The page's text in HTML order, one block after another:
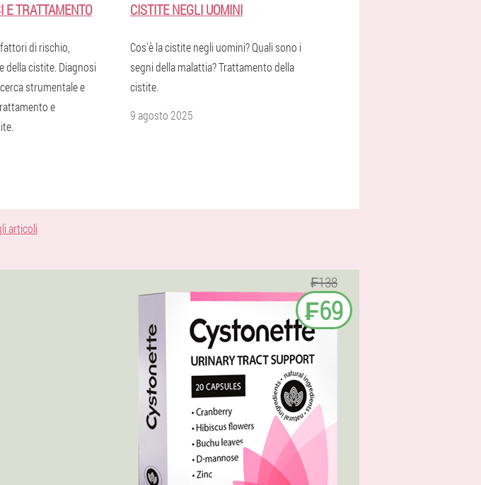
E TRATTAMENTO
di rischio,
della cistite. Diagnosi
strumentale e
e
CISTITE NEGLI UOMINI
Cos'è la cistite negli uomini? Quali sono i
segni della malattia? Trattamento della
cistite.
9 agosto 2025
articoli
₣138
₣69